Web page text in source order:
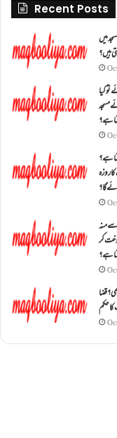
Recent Posts
میں
ہیں؟
کیا
مسجد
ہے؟
ہے؟
روزہ
گا؟
منہ
کر
ہے؟
قضا
حکم